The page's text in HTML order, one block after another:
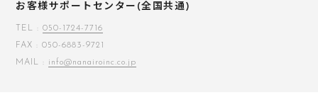
お客様サポートセンター(全国共通)
TEL :050-1724-7716
FAX : 050-6883-9721
MAIL : info@nanairoinc.co.jp